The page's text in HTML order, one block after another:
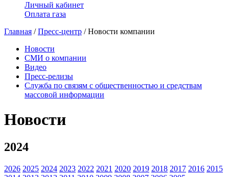
Личный кабинет
Оплата газа
Главная /Пресс-центр / Новости компании
Новости
СМИ о компании
Видео
Пресс-релизы
Служба по связям с общественностью и средствам
массовой информации
Новости
2024
2026 2025 2024 2023 2022 2021 2020 2019 2018 2017 2016 2015